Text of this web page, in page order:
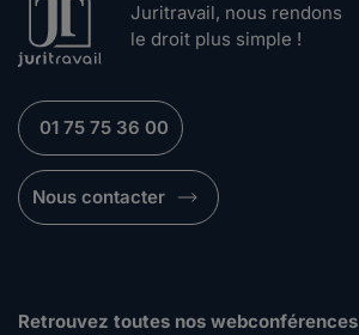
Juritravail, nous rendons
le droit plus simple !
01 75 75 36 00
Nous contacter
Retrouvez toutes nos webconférences